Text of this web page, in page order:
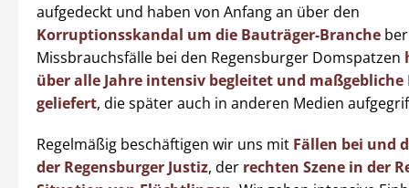
aufgedeckt und haben von Anfang an über den
Korruptionsskandal um die Bauträger-Branche
Missbrauchsfälle bei den Regensburger Domspatzen
über alle Jahre intensiv begleitet und maßgebliche
geliefert, die später auch in anderen Medien
Regelmäßig beschäftigen wir uns mit Fällen bei und
der Regensburger Justiz, der rechten Szene in der